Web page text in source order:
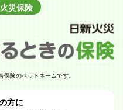
火災保険
保険のペットネームです。
方に